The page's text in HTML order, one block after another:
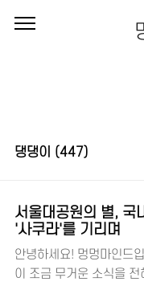
댕댕이 (447)
서울대공원의 별, 국
'사쿠라'를 기리며
안녕하세요! 멍멍마인드
이 조금 무거운 소식을 전